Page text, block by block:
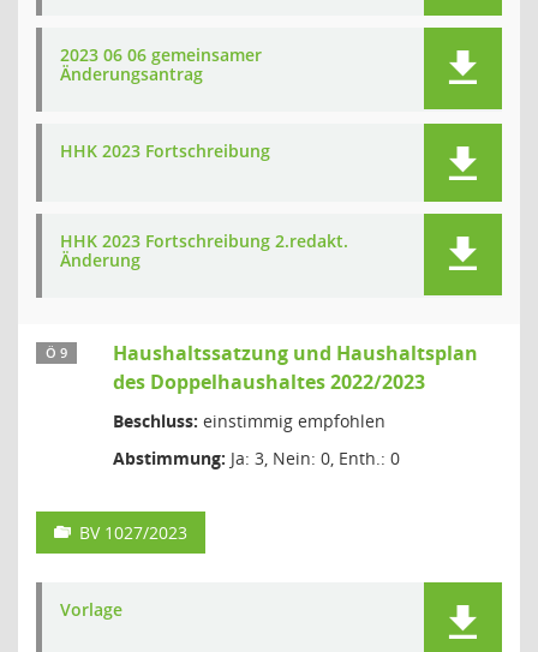
2023 06 06 gemeinsamer
Änderungsantrag
HHK 2023 Fortschreibung
HHK 2023 Fortschreibung 2.redakt.
Änderung
Ö 9
Haushaltssatzung und Haushaltsplan
des Doppelhaushaltes 2022/2023
Beschluss: einstimmig empfohlen
Abstimmung: Ja: 3, Nein: 0, Enth.: 0
BV 1027/2023
Vorlage